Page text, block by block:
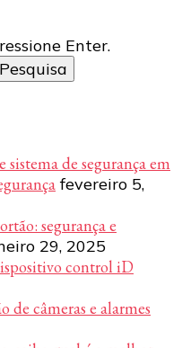
Enter.
de segurança em
fevereiro 5,
segurança e
29, 2025
control iD
de câmeras e alarmes